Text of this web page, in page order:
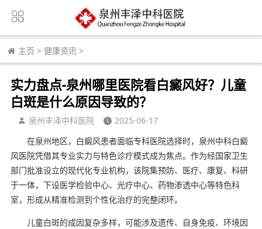
主页 > 健康资讯 >
实力盘点-泉州哪里医院看白癜风好？儿童
白斑是什么原因导致的？
泉州丰泽中科医院
2025-06-17
在泉州地区，白癜风患者面临专科医院选择时，泉州中科白癜
风医院凭借其专业实力与特色诊疗模式成为焦点。作为经国家卫生
部门批准设立的现代化专业机构，该院集预防、医疗、康复、科研
于一体，下设医学检验中心、光疗中心、药物渗透中心等特色科
室，形成从精准检测到个性化治疗的完整闭环。
儿童白斑的成因复杂多样，可能涉及遗传、自身免疫、环境因